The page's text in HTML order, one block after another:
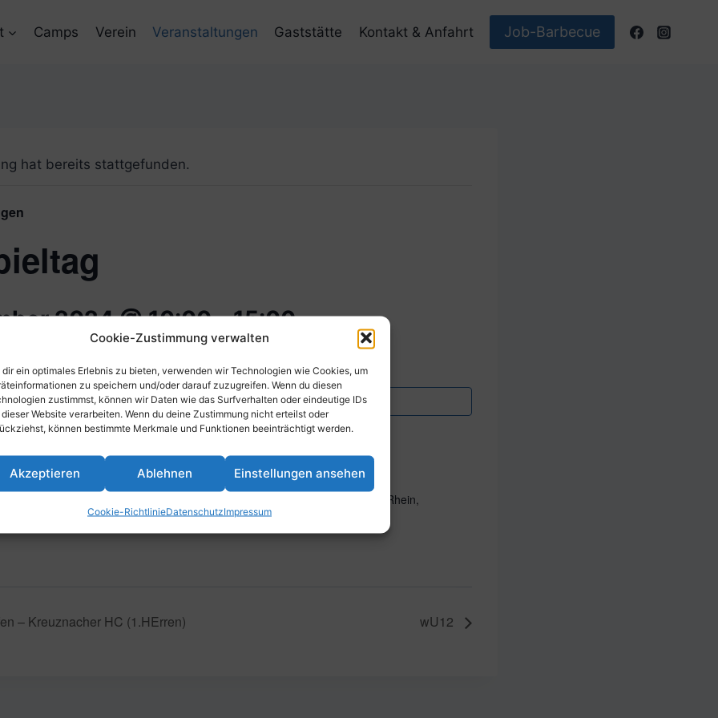
Cookie-Zustimmung verwalten
dir ein optimales Erlebnis zu bieten, verwenden wir Technologien wie Cookies, um
zu speichern und/oder darauf zuzugreifen. Wenn du diesen
zustimmst, können wir Daten wie das Surfverhalten oder eindeutige IDs
Website verarbeiten. Wenn du deine Zustimmung nicht erteilst oder
können bestimmte Merkmale und Funktionen beeinträchtigt werden.
Akzeptieren Ablehnen Einstellungen ansehen
Cookie-RichtlinieDatenschutzImpressum
Camps Verein Veranstaltungen Gaststätte Kontakt & Anfahrt Job-Barbecue
hat bereits stattgefunden.
2024 @ 10:00-15:00
VERANSTALTUNGSORT
Parkstraße 43, 67061 Ludwigshafen am Rhein,
Deutschland
– Kreuznacher HC (1.HErren) wU12